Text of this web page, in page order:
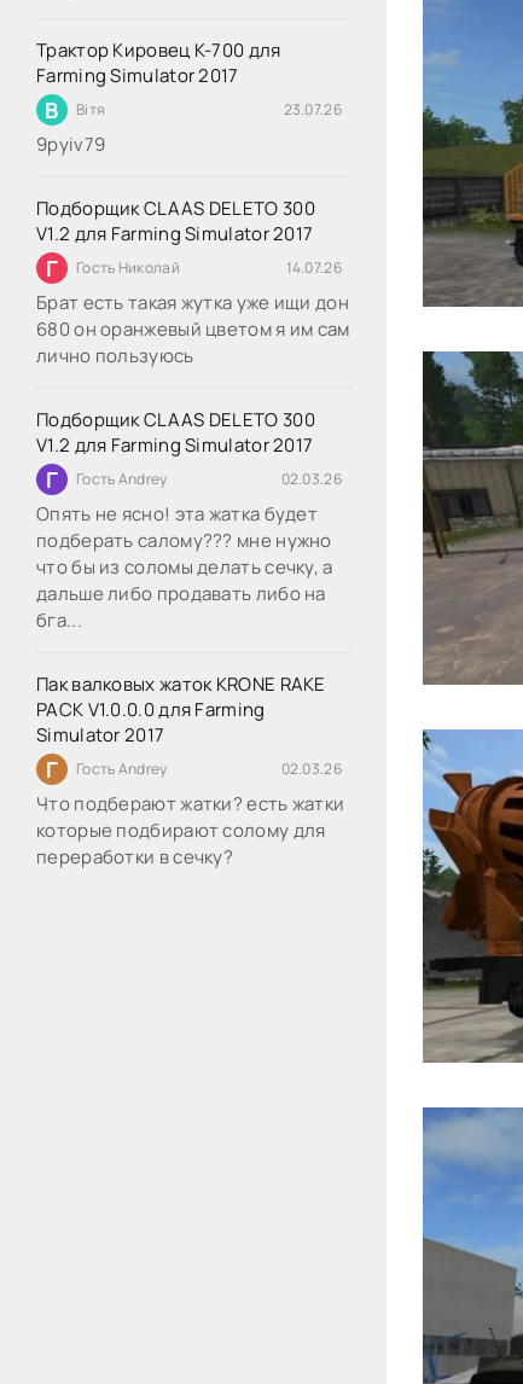
Трактор Кировец К-700 для
Farming Simulator 2017
В Вітя 23.07.26
9руіv79
Подборщик CLAAS DELETO 300
V1.2 для Farming Simulator 2017
Г Гость Николай 14.07.26
Брат есть такая жутка уже ищи дон
680 он оранжевый цветом я им сам
лично пользуюсь
Подборщик CLAAS DELETO 300
V1.2 для Farming Simulator 2017
Г Гость Andrey 02.03.26
Опять не ясно! эта жатка будет
подберать салому??? мне нужно
что бы из соломы делать сечку, а
дальше либо продавать либо на
бга...
Пак валковых жаток KRONE RAKE
PACK V1.0.0.0 для Farming
Simulator 2017
Г Гость Andrey 02.03.26
Что подберают жатки? есть жатки
которые подбирают солому для
переработки в сечку?